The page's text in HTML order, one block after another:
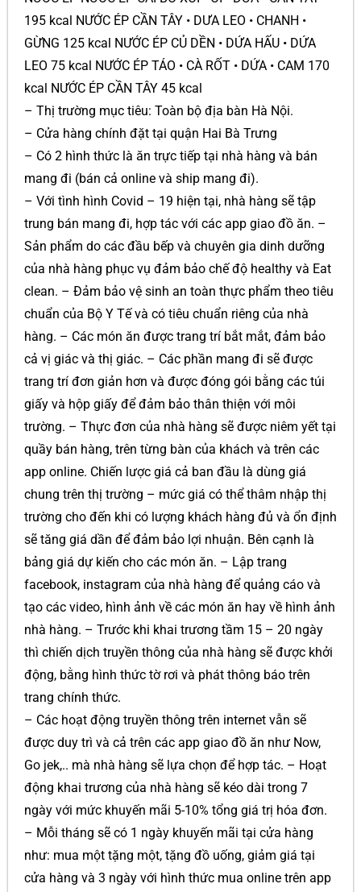
195 kcal NƯỚC ÉP CẦN TÂY • DƯA LEO • CHANH •
GỪNG 125 kcal NƯỚC ÉP CỦ DỀN • DỨA HẤU • DỨA
LEO 75 kcal NƯỚC ÉP TÁO • CÀ RỐT • DỨA • CAM 170
kcal NƯỚC ÉP CẦN TÂY 45 kcal
– Thị trường mục tiêu: Toàn bộ địa bàn Hà Nội.
– Cửa hàng chính đặt tại quận Hai Bà Trưng
– Có 2 hình thức là ăn trực tiếp tại nhà hàng và bán
mang đi (bán cả online và ship mang đi).
– Với tình hình Covid – 19 hiện tại, nhà hàng sẽ tập
trung bán mang đi, hợp tác với các app giao đồ ăn. –
Sản phẩm do các đầu bếp và chuyên gia dinh dưỡng
của nhà hàng phục vụ đảm bảo chế độ healthy và Eat
clean. – Đảm bảo vệ sinh an toàn thực phẩm theo tiêu
chuẩn của Bộ Y Tế và có tiêu chuẩn riêng của nhà
hàng. – Các món ăn được trang trí bắt mắt, đảm bảo
cả vị giác và thị giác. – Các phần mang đi sẽ được
trang trí đơn giản hơn và được đóng gói bằng các túi
giấy và hộp giấy để đảm bảo thân thiện với môi
trường. – Thực đơn của nhà hàng sẽ được niêm yết tại
quầy bán hàng, trên từng bàn của khách và trên các
app online. Chiến lược giá cả ban đầu là dùng giá
chung trên thị trường – mức giá có thể thâm nhập thị
trường cho đến khi có lượng khách hàng đủ và ổn định
sẽ tăng giá dần để đảm bảo lợi nhuận. Bên cạnh là
bảng giá dự kiến cho các món ăn. – Lập trang
facebook, instagram của nhà hàng để quảng cáo và
tạo các video, hình ảnh về các món ăn hay về hình ảnh
nhà hàng. – Trước khi khai trương tầm 15 – 20 ngày
thì chiến dịch truyền thông của nhà hàng sẽ được khởi
động, bằng hình thức tờ rơi và phát thông báo trên
trang chính thức.
– Các hoạt động truyền thông trên internet vẫn sẽ
được duy trì và cả trên các app giao đồ ăn như Now,
Go jek,.. mà nhà hàng sẽ lựa chọn để hợp tác. – Hoạt
động khai trương của nhà hàng sẽ kéo dài trong 7
ngày với mức khuyến mãi 5-10% tổng giá trị hóa đơn.
– Mỗi tháng sẽ có 1 ngày khuyến mãi tại cửa hàng
như: mua một tặng một, tặng đồ uống, giảm giá tại
cửa hàng và 3 ngày với hình thức mua online trên app